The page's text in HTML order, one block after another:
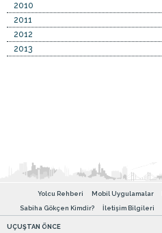
2010
2011
2012
2013
Yolcu Rehberi Mobil Uygulamalar
Sabiha Gökçen Kimdir?
İletişim Bilgileri
UÇUŞTAN ÖNCE